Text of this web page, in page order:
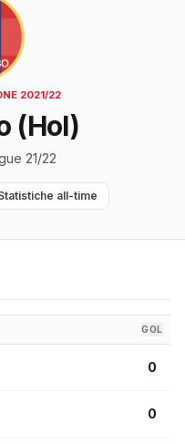
2021/22
(Hol)
21/22
all-time
GOL
0
0